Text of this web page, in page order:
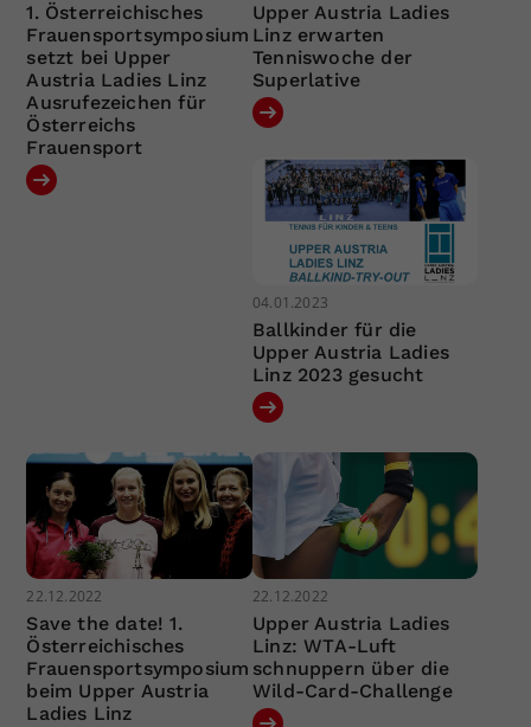
1. Österreichisches
Frauensportsymposium
setzt bei Upper
Austria Ladies Linz
Ausrufezeichen für
Österreichs
Frauensport
Upper Austria Ladies
Linz erwarten
Tenniswoche der
Superlative
04.01.2023
Ballkinder für die
Upper Austria Ladies
Linz 2023 gesucht
22.12.2022
Save the date! 1.
Österreichisches
Frauensportsymposium
beim Upper Austria
Ladies Linz
22.12.2022
Upper Austria Ladies
Linz: WTA-Luft
schnuppern über die
Wild-Card-Challenge